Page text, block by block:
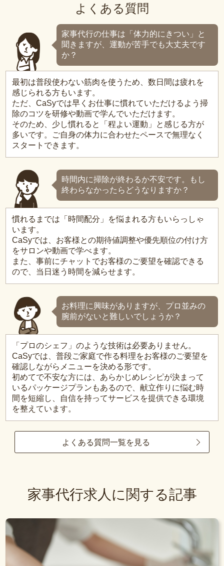
よくある質問
家事代行の仕事は「体力的にきつい」と
聞きますが、運動が苦手でも大丈夫です
か？
最初は普段使わない筋肉を使うため、数日間は疲れを
感じられる方もいます。
ただ、CaSyでは早くお仕事に慣れていただけるよう掃
除のコツを研修や動画で学んでいただけます。
そのため、少し慣れると「程よい運動」と感じる方が
多いです。ご自身の体力に合わせたペースで無理なく
スタートできます。
時間内に掃除が終わるか不安です。もし
終わらなかったらどうなりますか？
慣れるまでは「時間配分」を悩まれる方もいらっしゃ
います。
CaSyでは、お客様との期待値調整や優先順位の付け方
をサロンや動画で学べます。
また、事前にチャットでお客様のご要望を確認できる
ので、当日迷う時間を減らせます。
お料理に興味がありますが、プロ並みの
腕前がないと難しいでしょうか？
「プロのシェフ」のような技術は必要ありません。
CaSyでは、普段ご家庭で作る料理をお客様のご要望を
確認しながらメニューを決める形です。
初めてで不安な方には、あらかじめレシピが決まって
いるパッケージプランもあるので、献立作りに悩む時
間を短縮し、自信を持ってサービスを提供できる環境
を整えています。
よくある質問一覧を見る
家事代行求人に関する記事